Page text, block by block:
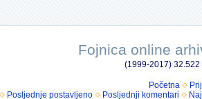
Fojnica online
(1999-2017) 32.522
Početna
Posljednje postavljeno Posljednji komentari